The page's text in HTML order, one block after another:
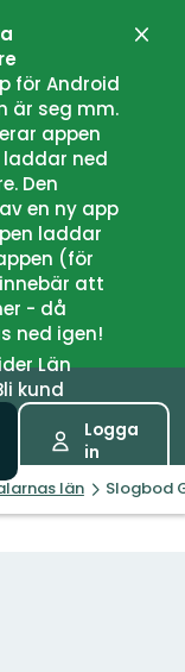
för Android
är seg mm.
appen
ned
Den
en ny app
laddar
(för
att
- då
ned igen!
Län
kund
Logga
in
län Slogbod